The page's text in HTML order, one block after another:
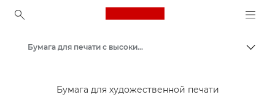
Canon Logo, back to
Принтеры Canon
Бумага для печати с высоким разрешением Canon High Resolution HR-101N — A4
Бумага для художественной печати